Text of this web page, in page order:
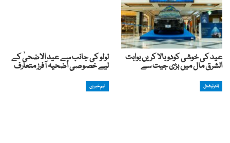
عید کی خوشی کودوبالا کریں بوابت
الشرق مال میں بڑی جیت سے
لولو کی جانب سے عید الاضحیٰ کے
لیے خصوصی اُضحیہ آفرز متعارف
انٹرنیشنل اہم خبریں